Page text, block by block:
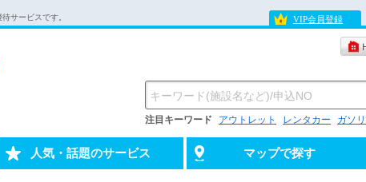
サービスです。 VIP会員登録
注目キーワード アウトレット レンタカー ガソ
人気・話題のサービス マップで探す